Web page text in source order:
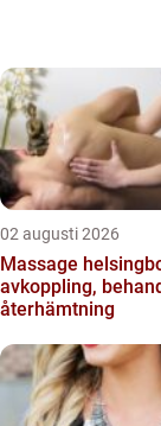
02 augusti 2026
Massage
avkoppling,
återhämtning